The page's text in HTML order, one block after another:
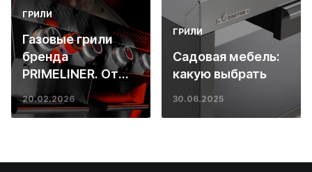
ГРИЛИ
Газовые грили
бренда
PRIMELINER. От
основ инженерии
до ресторанных
20.02.2026
ГРИЛИ
Садовая мебель:
какую выбрать
30.06.2025